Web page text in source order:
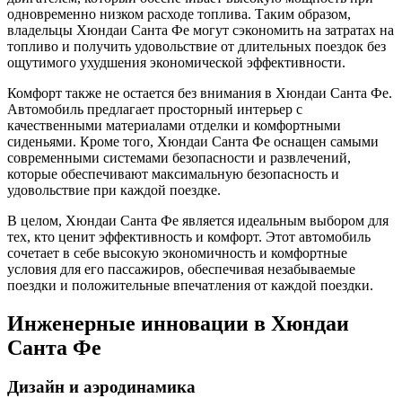
одновременно низком расходе топлива. Таким образом,
владельцы Хюндаи Санта Фе могут сэкономить на затратах на
топливо и получить удовольствие от длительных поездок без
ощутимого ухудшения экономической эффективности.
Комфорт также не остается без внимания в Хюндаи Санта Фе.
Автомобиль предлагает просторный интерьер с
качественными материалами отделки и комфортными
сиденьями. Кроме того, Хюндаи Санта Фе оснащен самыми
современными системами безопасности и развлечений,
которые обеспечивают максимальную безопасность и
удовольствие при каждой поездке.
В целом, Хюндаи Санта Фе является идеальным выбором для
тех, кто ценит эффективность и комфорт. Этот автомобиль
сочетает в себе высокую экономичность и комфортные
условия для его пассажиров, обеспечивая незабываемые
поездки и положительные впечатления от каждой поездки.
Инженерные инновации в Хюндаи
Санта Фе
Дизайн и аэродинамика